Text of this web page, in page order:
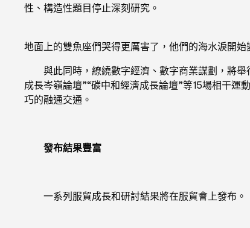
性、構造性題目停止深刻研究。
地面上的雙魚座們哭得更厲害了，他們的海水淚開始
與此同時，繚繞數字經濟、數字商業謀劃，將舉
成長岑嶺論壇”“碳中和經濟成長論壇”等15場相干
巧的融通交通。
發布結果豐富
一系列服貿成長和研討結果將在服貿會上發布。